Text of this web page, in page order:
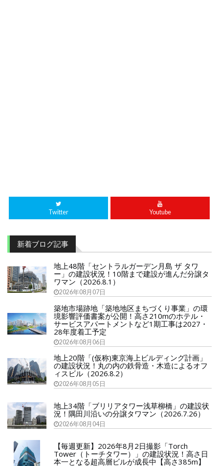
Twitter Youtube
新着ブログ記事
地上48階「セントラルガーデン月島 ザ タワ
ー」の建設状況！10階まで建設が進んだ分譲タ
ワマン（2026.8.1）
2026年08月07日
築地市場跡地「築地地区まちづくり事業」の環
境影響評価書案が公開！高さ210mのホテル・
サービスアパートメントなど1期工事は2027・
28年度着工予定
2026年08月06日
地上20階「(仮称)東京海上ビルディング計画」
の建設状況！丸の内の鉄骨造・木造によるオフ
ィスビル（2026.8.2）
2026年08月05日
地上34階「ブリリアタワー浅草柳橋」の建設状
況！隅田川沿いの分譲タワマン（2026.7.26）
2026年08月04日
【毎週更新】2026年8月2日撮影「Torch
Tower（トーチタワー）」の建設状況！高さ日
本一となる超高層ビルが成長中【高さ385m】